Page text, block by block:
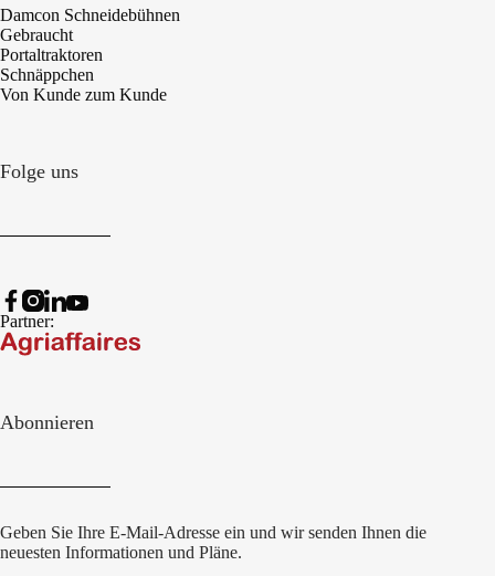
Damcon Schneidebühnen
Gebraucht
Portaltraktoren
Schnäppchen
Von Kunde zum Kunde
Folge uns
Partner:
Abonnieren
Geben Sie Ihre E-Mail-Adresse ein und wir senden Ihnen die
neuesten Informationen und Pläne.